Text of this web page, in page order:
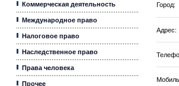
Коммерческая деятельность
Международное право
Налоговое право
Наследственное право
Права человека
Прочее
Город:
Адрес: